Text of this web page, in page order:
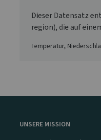
Dieser Datensatz
region), die auf
Temperatur,
UNSERE MISSION